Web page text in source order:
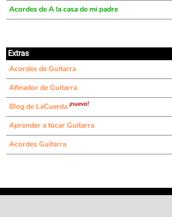
Acordes de A la casa de mi padre
Extras
Acordes de Guitarra
Afinador de Guitarra
Blog de LaCuerda ¡nuevo!
Aprender a tocar Guitarra
Acordes Guitarra